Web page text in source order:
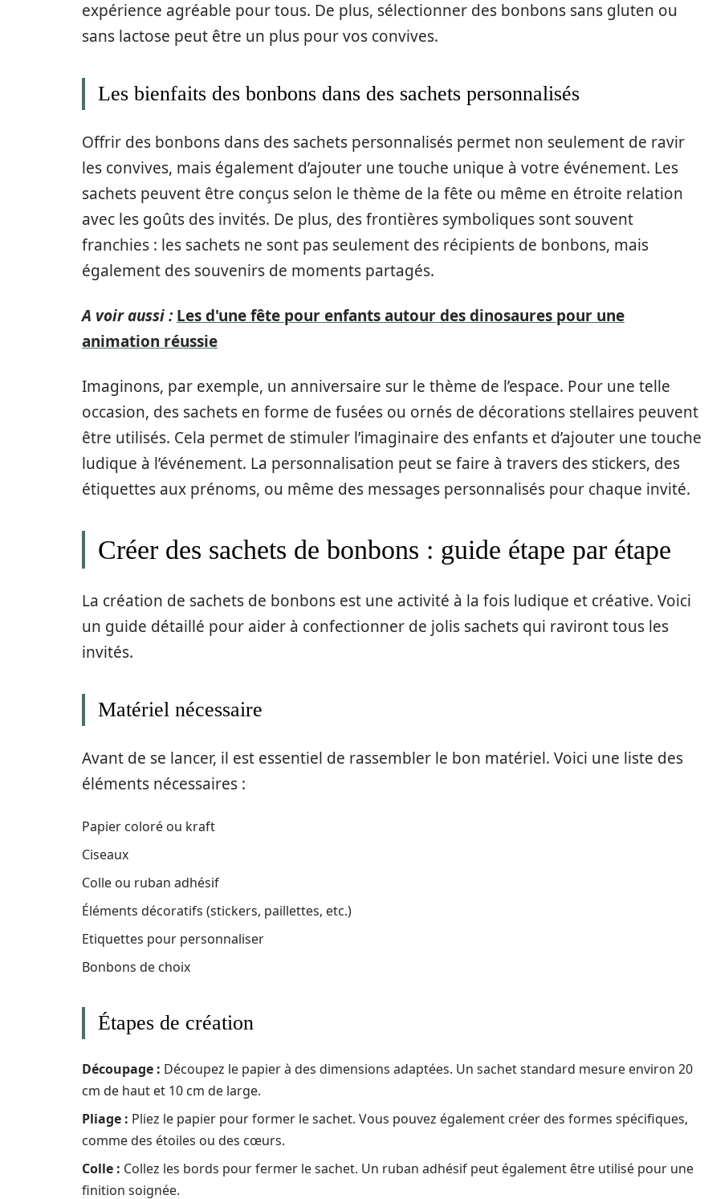
expérience agréable pour tous. De plus, sélectionner des bonbons sans gluten ou
sans lactose peut être un plus pour vos convives.
Les bienfaits des bonbons dans des sachets personnalisés
Offrir des bonbons dans des sachets personnalisés permet non seulement de ravir
les convives, mais également d’ajouter une touche unique à votre événement. Les
sachets peuvent être conçus selon le thème de la fête ou même en étroite relation
avec les goûts des invités. De plus, des frontières symboliques sont souvent
franchies : les sachets ne sont pas seulement des récipients de bonbons, mais
également des souvenirs de moments partagés.
A voir aussi : Les d'une fête pour enfants autour des dinosaures pour une
animation réussie
Imaginons, par exemple, un anniversaire sur le thème de l’espace. Pour une telle
occasion, des sachets en forme de fusées ou ornés de décorations stellaires peuvent
être utilisés. Cela permet de stimuler l’imaginaire des enfants et d’ajouter une touche
ludique à l’événement. La personnalisation peut se faire à travers des stickers, des
étiquettes aux prénoms, ou même des messages personnalisés pour chaque invité.
Créer des sachets de bonbons : guide étape par étape
La création de sachets de bonbons est une activité à la fois ludique et créative. Voici
un guide détaillé pour aider à confectionner de jolis sachets qui raviront tous les
invités.
Matériel nécessaire
Avant de se lancer, il est essentiel de rassembler le bon matériel. Voici une liste des
éléments nécessaires :
Papier coloré ou kraft
Ciseaux
Colle ou ruban adhésif
Éléments décoratifs (stickers, paillettes, etc.)
Etiquettes pour personnaliser
Bonbons de choix
Étapes de création
Découpage : Découpez le papier à des dimensions adaptées. Un sachet standard mesure environ 20
cm de haut et 10 cm de large.
Pliage : Pliez le papier pour former le sachet. Vous pouvez également créer des formes spécifiques,
comme des étoiles ou des cœurs.
Colle : Collez les bords pour fermer le sachet. Un ruban adhésif peut également être utilisé pour une
finition soignée.